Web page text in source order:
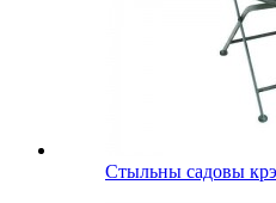
Стыльны садовы